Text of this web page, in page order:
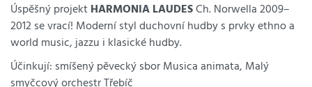
Úspěšný projektHARMONIA LAUDESCh. Norwella 2009–
2012 se vrací! Moderní styl duchovní hudby s prvky ethno a
world music, jazzu i klasické hudby.
Účinkují: smíšený pěvecký sbor Musica animata, Malý